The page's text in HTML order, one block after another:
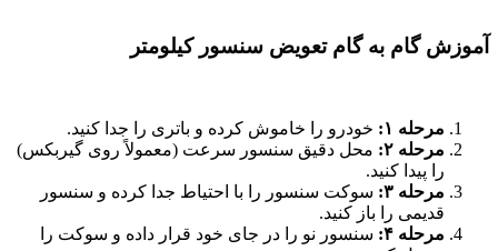
آموزش گام به گام تعویض سنسور کیلومتر
مرحله ۱:
خودرو را خاموش کرده و باتری را جدا کنید.
مرحله ۲:
محل دقیق سنسور سرعت (معمولاً روی گیربکس)
را پیدا کنید.
مرحله ۳:
سوکت سنسور را با احتیاط جدا کرده و سنسور
قدیمی را باز کنید.
مرحله ۴:
سنسور نو را در جای خود قرار داده و سوکت را